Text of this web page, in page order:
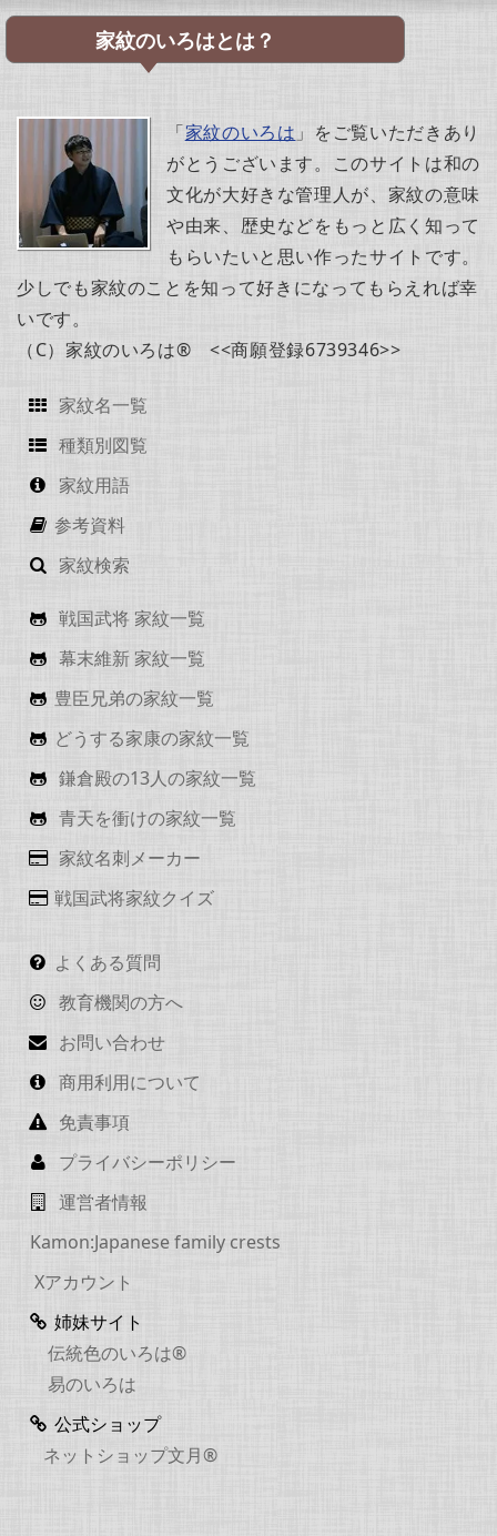
家紋のいろはとは？
「家紋のいろは 」をご覧いただきあり
がとうございます。このサイトは和の
文化が大好きな管理人が、家紋の意味
や由来、歴史などをもっと広く知って
もらいたいと思い作ったサイトです。
少しでも家紋のことを知って好きになってもらえれば幸
いです。
（C）家紋のいろは® <<商願登録6739346>>
家紋名一覧
種類別図覧
家紋用語
参考資料
家紋検索
戦国武将 家紋一覧
幕末維新 家紋一覧
豊臣兄弟の家紋一覧
どうする家康の家紋一覧
鎌倉殿の13人の家紋一覧
青天を衝けの家紋一覧
家紋名刺メーカー
戦国武将家紋クイズ
よくある質問
教育機関の方へ
お問い合わせ
商用利用について
免責事項
プライバシーポリシー
運営者情報
Kamon:Japanese family crests
Xアカウント
姉妹サイト
伝統色のいろは®
易のいろは
公式ショップ
ネットショップ文月®